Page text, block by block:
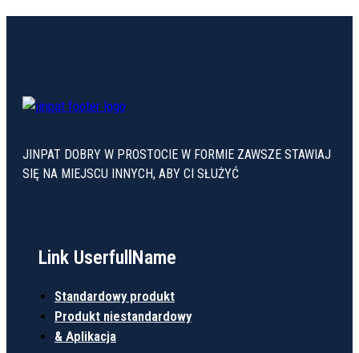
JINPAT DOBRY W PROSTOCIE W FORMIE ZAWSZE STAWIAJ
SIĘ NA MIEJSCU INNYCH, ABY CI SŁUŻYĆ
Link UserfullName
Standardowy produkt
Produkt niestandardowy
& Aplikacja